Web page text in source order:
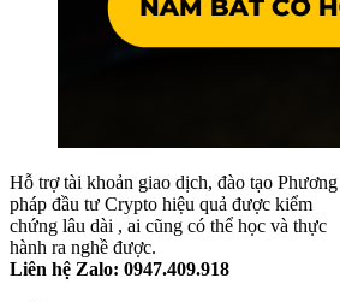
Hỗ trợ tài khoản giao dịch, đào tạo Phương
pháp đầu tư Crypto hiệu quả được kiểm
chứng lâu dài , ai cũng có thể học và thực
hành ra nghề được.
Liên hệ Zalo: 0947.409.918